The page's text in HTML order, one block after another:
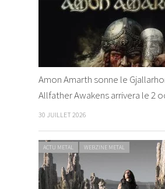
Amon Amarth sonne le
Allfather Awakens arrivera le 2
30 JUILLET 2026
ACTU METAL WEBZINE METAL